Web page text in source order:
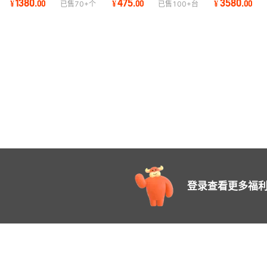
充氮防水
¥ .00 已售70+个
望远镜 TS70400
¥ .00 已售 100+台
高亮防水双筒望
¥ .00
登录查看更多福